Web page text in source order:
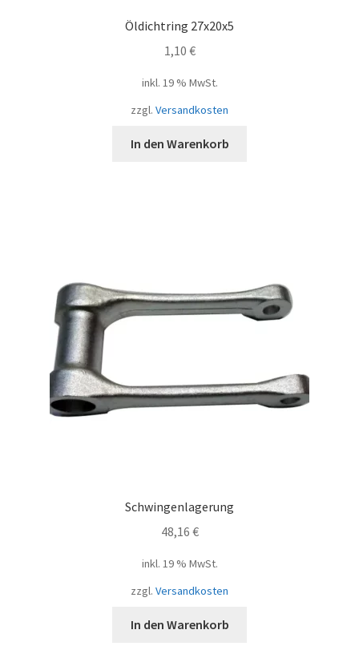
Öldichtring 27x20x5
1,10 €
inkl. 19 % MwSt.
zzgl. Versandkosten
In den Warenkorb
Schwingenlagerung
48,16 €
inkl. 19 % MwSt.
zzgl. Versandkosten
In den Warenkorb